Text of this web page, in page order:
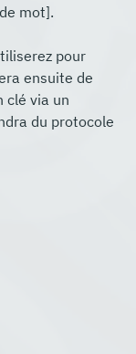
mot].
pour
ensuite de
clé via un
du protocole